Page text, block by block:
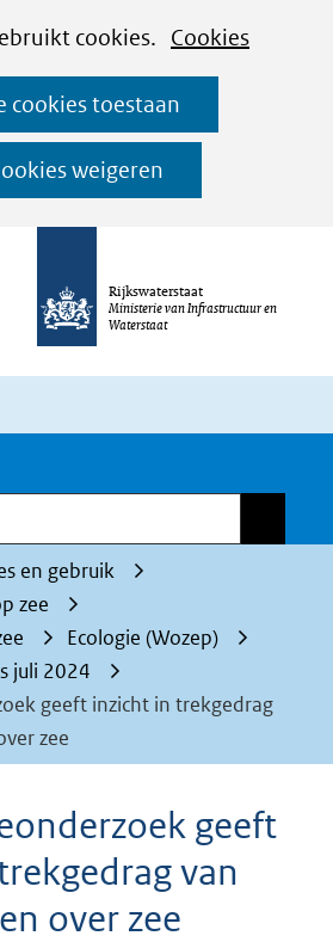
cookies. Cookies
cookies toestaan
weigeren
Ga
naar
de
inhoud
Rijkswaterstaat
Ministerie van Infrastructuur en
Waterstaat
en gebruik
zee
Ecologie (Wozep)
juli 2024
geeft inzicht in trekgedrag
zee
geeft
van
over zee